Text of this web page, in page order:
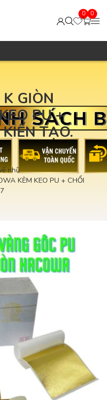
0 0
GIÒN
PU +
TẠO.
nhũ
KÈM KEO PU + CHỔI